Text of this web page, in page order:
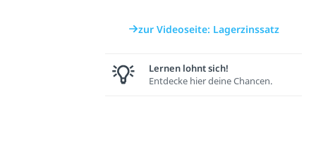
zur Videoseite: Lagerzinssatz
Lernen lohnt sich!
Entdecke hier deine Chancen.